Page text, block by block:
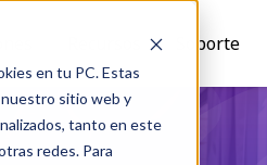
en tu PC. Estas
sitio web y
tanto en este
redes. Para
Soporte